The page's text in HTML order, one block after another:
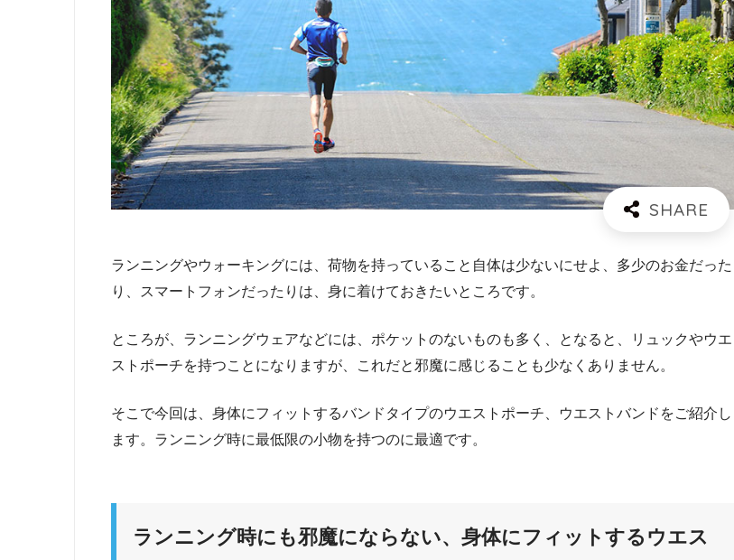
ランニングやウォーキングには、荷物を持っていること自体は少ないにせよ、多少のお金だった
り、スマートフォンだったりは、身に着けておきたいところです。
ところが、ランニングウェアなどには、ポケットのないものも多く、となると、リュックやウエ
ストポーチを持つことになりますが、これだと邪魔に感じることも少なくありません。
そこで今回は、身体にフィットするバンドタイプのウエストポーチ、ウエストバンドをご紹介し
ます。ランニング時に最低限の小物を持つのに最適です。
ランニング時にも邪魔にならない、身体にフィットするウエス